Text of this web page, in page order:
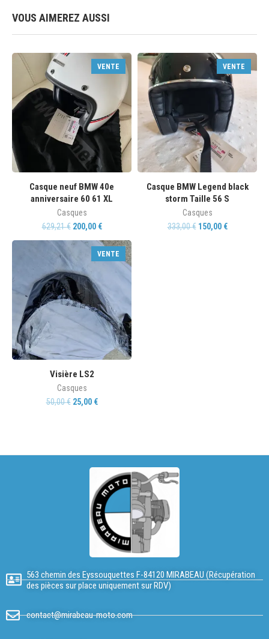
VOUS AIMEREZ AUSSI
VENTE
Casque neuf BMW 40e
anniversaire 60 61 XL
Casques
629,21€ 200,00 €
VENTE
Casque BMW Legend black
storm Taille 56 S
Casques
333,00€ 150,00 €
VENTE
Visière LS2
Casques
50,00€ 25,00 €
563 chemin des Eyssouquettes F-84120 MIRABEAU (Récupération
des pièces sur place uniquement sur RDV)
contact@mirabeau-moto.com